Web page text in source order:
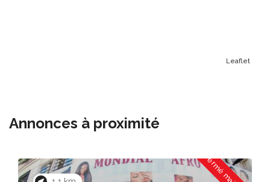
Leaflet
Annonces à proximité